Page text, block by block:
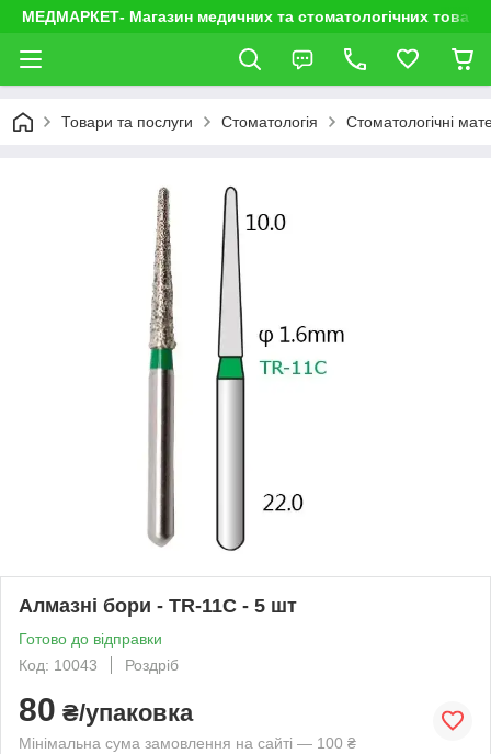
МЕДМАРКЕТ- Магазин медичних та стоматологічних
Товари та послуги Стоматологія Стоматологічні
Алмазні бори - TR-11C - 5 шт
Готово до відправки
Код: 10043
Роздріб
80 ₴/упаковка
Мінімальна сума замовлення на сайті — 100 ₴